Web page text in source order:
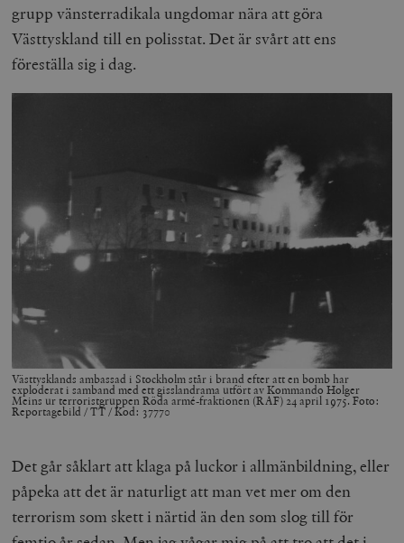
grupp vänsterradikala ungdomar nära att göra
Västtyskland till en polisstat. Det är svårt att ens
föreställa sig i dag.
Västtysklands ambassad i Stockholm står i brand efter att en bomb har
exploderat i samband med ett gisslandrama utfört av Kommando Holger
Meins ur terroristgruppen Röda armé-fraktionen (RAF) 24 april 1975. Foto:
Reportagebild / TT / Kod: 37770
Det går såklart att klaga på luckor i allmänbildning, eller
påpeka att det är naturligt att man vet mer om den
terrorism som skett i närtid än den som slog till för